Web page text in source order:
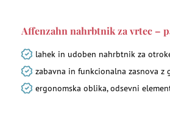
Affenzahn nahrbtnik za vrtec –
lahek in udoben nahrbtnik za
zabavna in funkcionalna zasnova
ergonomska oblika, odsevni